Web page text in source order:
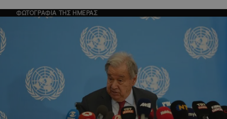
ΦΩΤΟΓΡΑΦΙΑ ΤΗΣ ΗΜΕΡΑΣ